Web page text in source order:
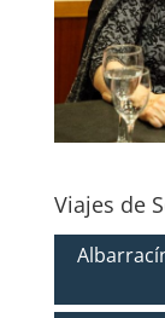
Viajes de